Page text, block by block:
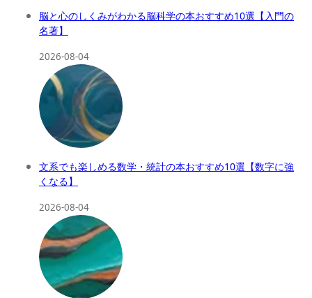
脳と心のしくみがわかる脳科学の本おすすめ10選【入門の
名著】
2026-08-04
文系でも楽しめる数学・統計の本おすすめ10選【数字に強
くなる】
2026-08-04